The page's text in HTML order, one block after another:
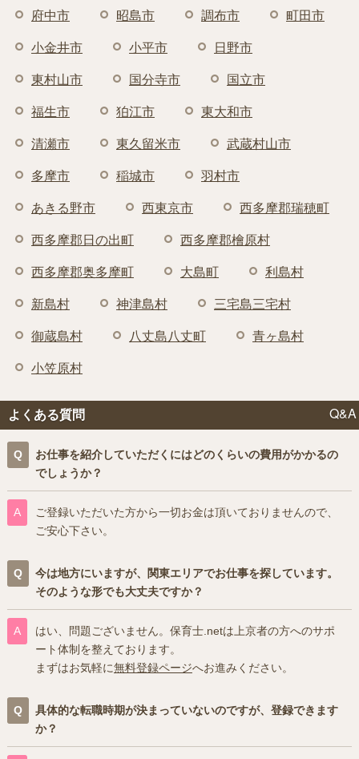
府中市 昭島市 調布市 町田市
小金井市 小平市 日野市
東村山市 国分寺市 国立市
福生市 狛江市 東大和市
清瀬市 東久留米市 武蔵村山市
多摩市 稲城市 羽村市
あきる野市 西東京市 西多摩郡瑞穂町
西多摩郡日の出町 西多摩郡檜原村
西多摩郡奥多摩町 大島町 利島村
新島村 神津島村 三宅島三宅村
御蔵島村 八丈島八丈町 青ヶ島村
小笠原村
よくある質問 Q&A
お仕事を紹介していただくにはどのくらいの費用がかかるの
でしょうか？
ご登録いただいた方から一切お金は頂いておりませんので、
ご安心下さい。
今は地方にいますが、関東エリアでお仕事を探しています。
そのような形でも大丈夫ですか？
はい、問題ございません。保育士.netは上京者の方へのサポ
ート体制を整えております。
まずはお気軽に無料登録ページへお進みください。
具体的な転職時期が決まっていないのですが、登録できます
か？